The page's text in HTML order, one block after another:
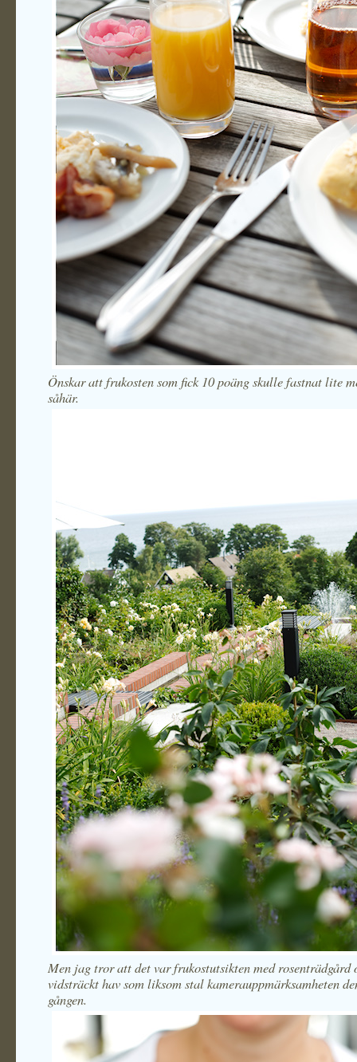
Önskar att frukosten som fick 10 poäng skulle fastnat lite
såhär.
Men jag tror att det var frukostutsikten med rosenträdgård
vidsträckt hav som liksom stal kamerauppmärksamheten
gången.